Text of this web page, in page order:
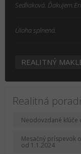
Sedliaková.
Úloha splnená.
REALITNÝ
Realitná
Neodovzdané kľúče
Mesačný príspevok
od 1.1.2024